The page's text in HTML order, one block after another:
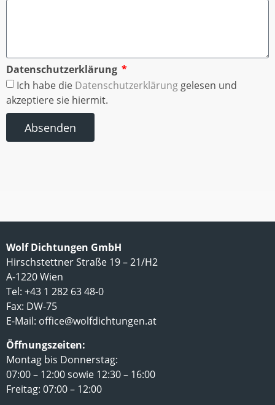
Datenschutzerklärung
Ich habe die Datenschutzerklärung gelesen und
akzeptiere sie hiermit.
Absenden
Wolf Dichtungen GmbH
Hirschstettner Straße 19 – 21/H2
A-1220 Wien
Tel: +43 1 282 63 48-0
Fax: DW-75
E-Mail: office@wolfdichtungen.at
Öffnungszeiten:
Montag bis Donnerstag:
07:00 – 12:00 sowie 12:30 – 16:00
Freitag: 07:00 – 12:00